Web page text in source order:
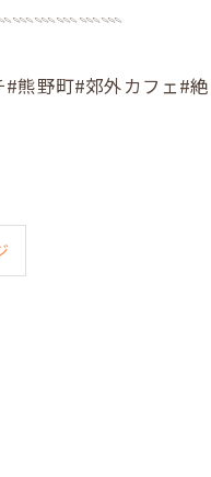
#熊野町#郊外カフェ#